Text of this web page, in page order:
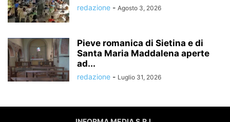
redazione - Agosto 3, 2026
Pieve romanica di Sietina e di
Santa Maria Maddalena aperte
ad...
redazione - Luglio 31, 2026